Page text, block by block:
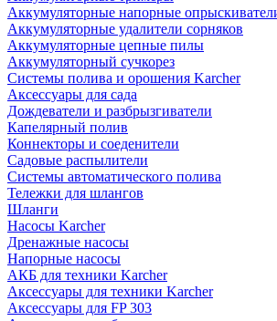
Аккумуляторные напорные
Аккумуляторные удалители сорняков
Аккумуляторные цепные пилы
Аккумуляторный сучкорез
Системы полива и орошения Karcher
Аксессуары для сада
Дождеватели и разбрызгиватели
Капелярный полив
Коннекторы и соеденители
Садовые распылители
Системы автоматического полива
Тележки для шлангов
Шланги
Насосы Karcher
Дренажные насосы
Напорные насосы
АКБ для техники Karcher
Аксессуары для техники Karcher
Аксессуары для FP 303